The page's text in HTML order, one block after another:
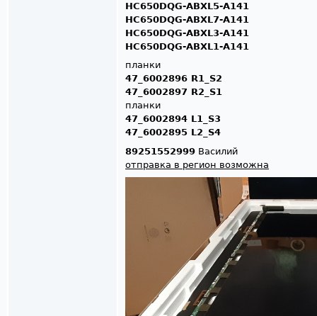
HC650DQG-ABXL5-A141
HC650DQG-ABXL7-A141
HC650DQG-ABXL3-A141
HC650DQG-ABXL1-A141
планки
47_6002896 R1_S2
47_6002897 R2_S1
планки
47_6002894 L1_S3
47_6002895 L2_S4
89251552999 Василий
отправка в регион возможна